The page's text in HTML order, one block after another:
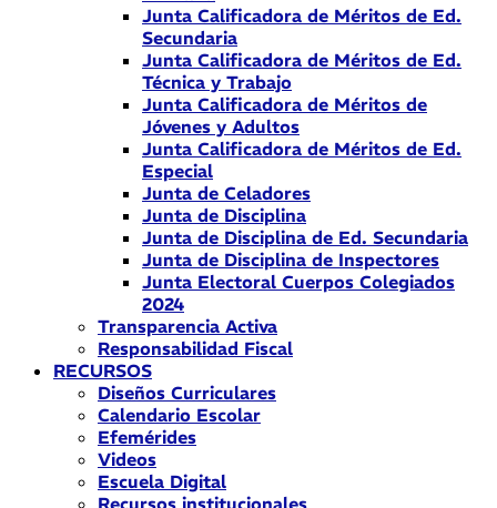
Junta Calificadora de Méritos de Ed.
Secundaria
Junta Calificadora de Méritos de Ed.
Técnica y Trabajo
Junta Calificadora de Méritos de
Jóvenes y Adultos
Junta Calificadora de Méritos de Ed.
Especial
Junta de Celadores
Junta de Disciplina
Junta de Disciplina de Ed. Secundaria
Junta de Disciplina de Inspectores
Junta Electoral Cuerpos Colegiados
2024
Transparencia Activa
Responsabilidad Fiscal
RECURSOS
Diseños Curriculares
Calendario Escolar
Efemérides
Videos
Escuela Digital
Recursos institucionales